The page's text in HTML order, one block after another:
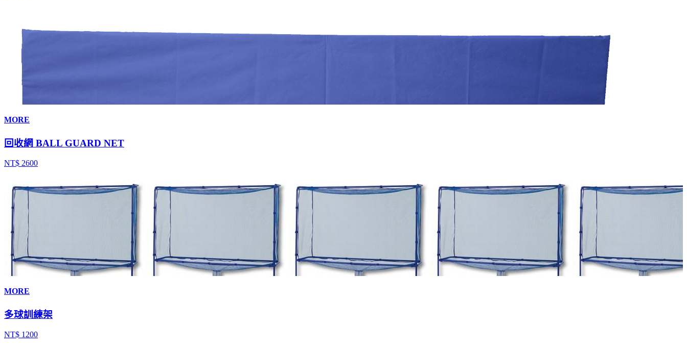
MORE
回收網 BALL GUARD NET
NT$ 2600
MORE
多球訓練架
NT$ 1200